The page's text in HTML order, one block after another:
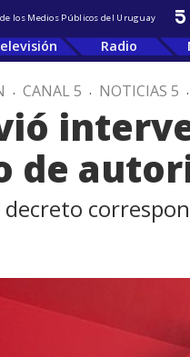
los Medios Públicos del Uruguay
Radio
. CANAL 5 . NOTICIAS 5 .
de